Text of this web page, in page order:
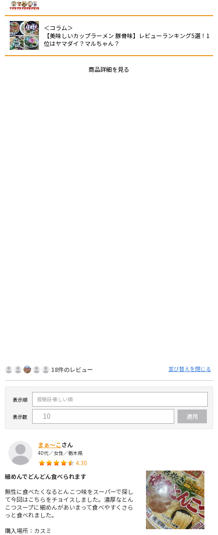
＜コラム＞
【美味しいカップラーメン 豚骨味】レビューランキング5選！1
位はヤマダイ？マルちゃん？
商品詳細を見る
18件のレビュー 並び替えを閉じる
表示順
表示数
まぁ〜こさん
40代／女性／栃木県
4.30
細めんでどんどん食べられます
無性に食べたくなるとんこつ味をスーパーで探し
て今回はこちらをチョイスしました。濃厚なとん
こつスープに細めんがあいまって食べやすくさら
っと食べれました。
購入場所：カスミ